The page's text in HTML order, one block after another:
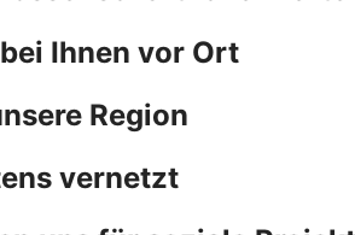
Ihnen vor Ort
Region
vernetzt